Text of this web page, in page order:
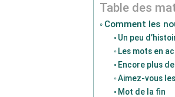
Table des
Comment les
Un peu
Les mots en
Encore plus
Aimez-vous
Mot de la fin